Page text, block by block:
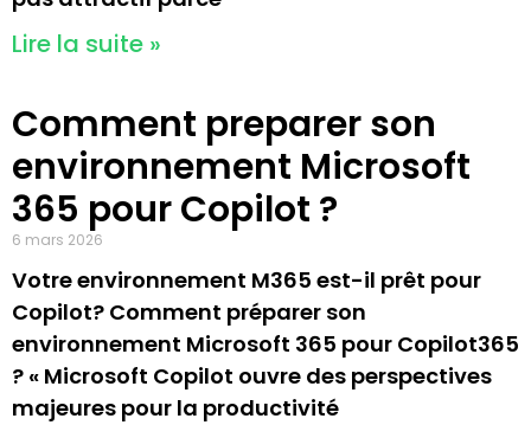
Lire la suite »
Comment preparer son
environnement Microsoft
365 pour Copilot ?
6 mars 2026
Votre environnement M365 est-il prêt pour
Copilot? Comment préparer son
environnement Microsoft 365 pour Copilot365
? « Microsoft Copilot ouvre des perspectives
majeures pour la productivité